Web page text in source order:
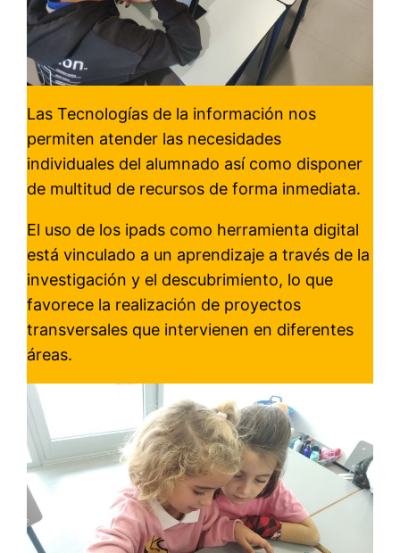
Las Tecnologías de la información nos
permiten atender las necesidades
individuales del alumnado así como disponer
de multitud de recursos de forma inmediata.
El uso de los ipads como herramienta digital
está vinculado a un aprendizaje a través de la
investigación y el descubrimiento, lo que
favorece la realización de proyectos
transversales que intervienen en diferentes
áreas.